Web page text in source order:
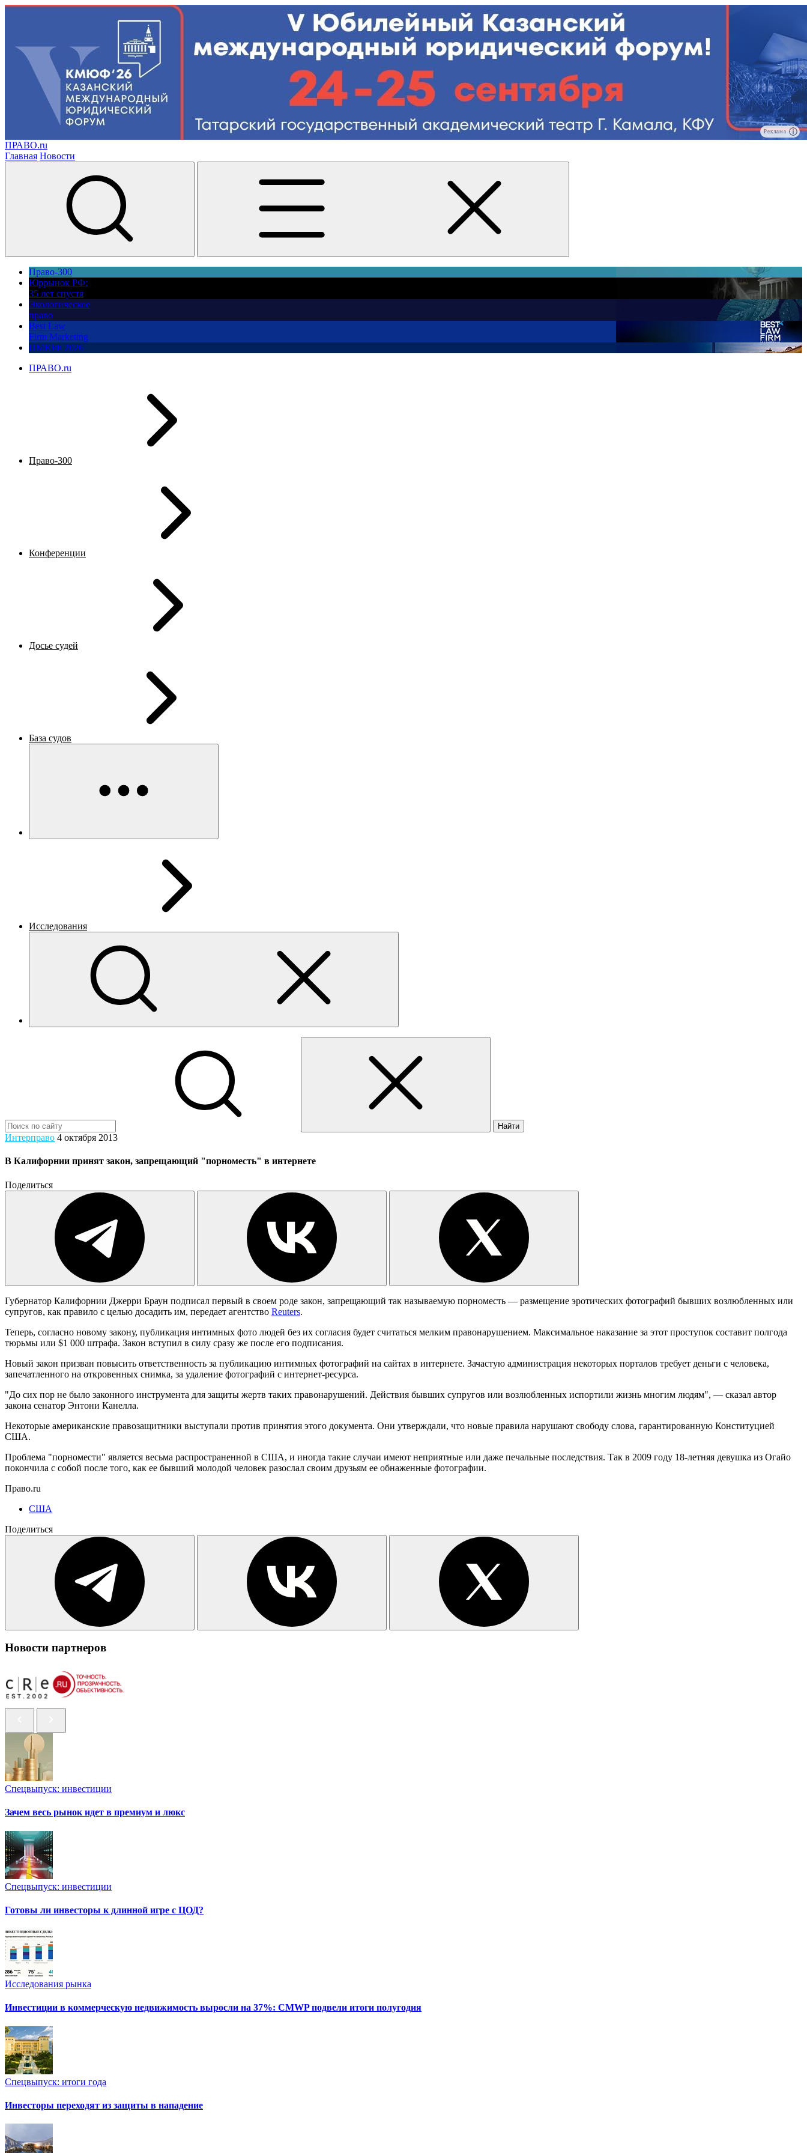
Реклама
ПРАВО.ru
Главная Новости
Право-300
Юррынок РФ:
35 лет спустя
Экологическое
право
Best Law
Firm Marketing
ПМЮФ 2026
ПРАВО.ru
Право-300
Конференции
Досье судей
База судов
Исследования
Найти
Интерправо 4 октября 2013
В Калифорнии принят закон, запрещающий "порноместь" в интернете
Поделиться
Губернатор Калифорнии Джерри Браун подписал первый в своем роде закон, запрещающий так называемую порноместь — размещение эротических фотографий бывших возлюбленных или
супругов, как правило с целью досадить им, передает агентство Reuters.
Теперь, согласно новому закону, публикация интимных фото людей без их согласия будет считаться мелким правонарушением. Максимальное наказание за этот проступок составит полгода
тюрьмы или $1 000 штрафа. Закон вступил в силу сразу же после его подписания.
Новый закон призван повысить ответственность за публикацию интимных фотографий на сайтах в интернете. Зачастую администрация некоторых порталов требует деньги с человека,
запечатленного на откровенных снимка, за удаление фотографий с интернет-ресурса.
"До сих пор не было законного инструмента для защиты жертв таких правонарушений. Действия бывших супругов или возлюбленных испортили жизнь многим людям", — сказал автор
закона сенатор Энтони Канелла.
Некоторые американские правозащитники выступали против принятия этого документа. Они утверждали, что новые правила нарушают свободу слова, гарантированную Конституцией
США.
Проблема "порномести" является весьма распространенной в США, и иногда такие случаи имеют неприятные или даже печальные последствия. Так в 2009 году 18-летняя девушка из Огайо
покончила с собой после того, как ее бывший молодой человек разослал своим друзьям ее обнаженные фотографии.
Право.ru
США
Поделиться
Новости партнеров
Спецвыпуск: инвестиции
Зачем весь рынок идет в премиум и люкс
Спецвыпуск: инвестиции
Готовы ли инвесторы к длинной игре с ЦОД?
Исследования рынка
Инвестиции в коммерческую недвижимость выросли на 37%: CMWP подвели итоги полугодия
Спецвыпуск: итоги года
Инвесторы переходят из защиты в нападение